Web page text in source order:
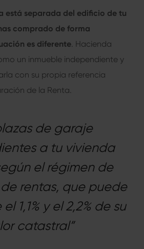
está separada del edificio de tu
comprado de forma
es diferente. Hacienda
un inmueble independiente y
con su propia referencia
de la Renta.
de garaje
a tu vivienda
el régimen de
rentas, que puede
1,1% y el 2,2% de su
catastral”